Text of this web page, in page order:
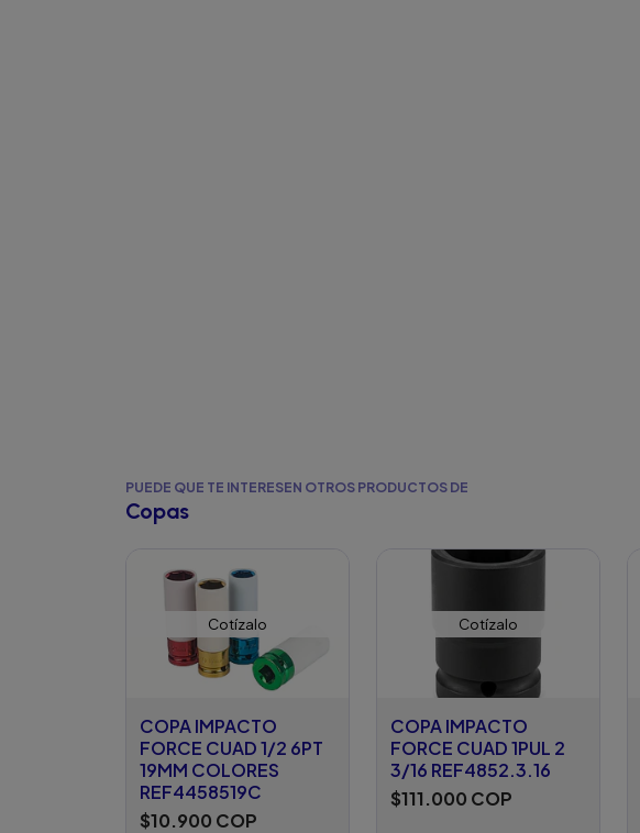
PUEDE QUE TE INTERESEN OTROS PRODUCTOS DE
Copas
Cotízalo
COPA IMPACTO
FORCE CUAD 1/2 6PT
19MM COLORES
REF4458519C
$10.900 COP
Cotízalo
COPA IMPACTO
FORCE CUAD 1PUL 2
3/16 REF4852.3.16
$111.000 COP